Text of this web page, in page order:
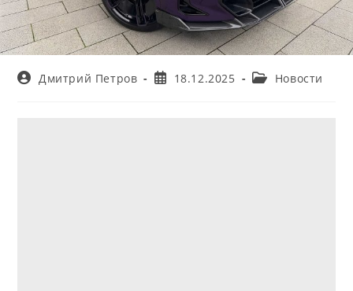
АвторДмитрий Петров
Запись18.12.2025
РубрикаНовости